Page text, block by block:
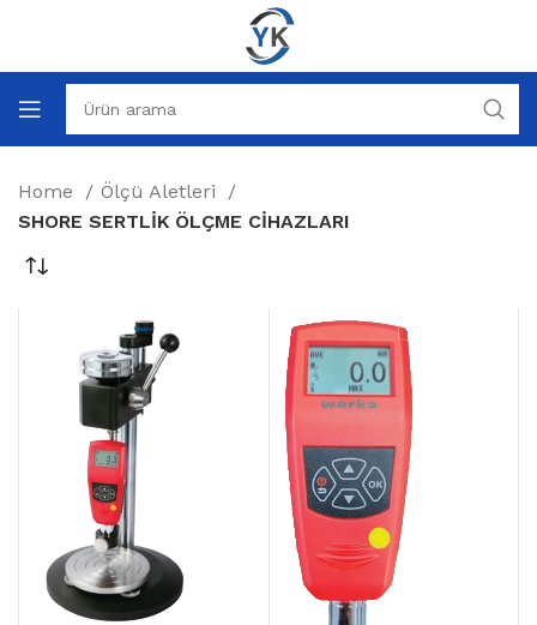
Home
Ölçü Aletleri
SHORE SERTLİK ÖLÇME CİHAZLARI